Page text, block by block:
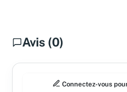
Avis (0)
Connectez-vous